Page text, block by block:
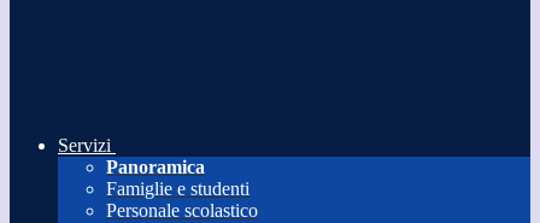
Servizi
Panoramica
Famiglie e studenti
Personale scolastico